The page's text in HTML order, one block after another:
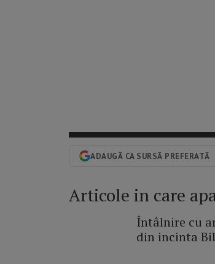
ADAUGĂ CA SURSĂ PREFERATĂ
Articole in care
Întâlnire cu
din incinta